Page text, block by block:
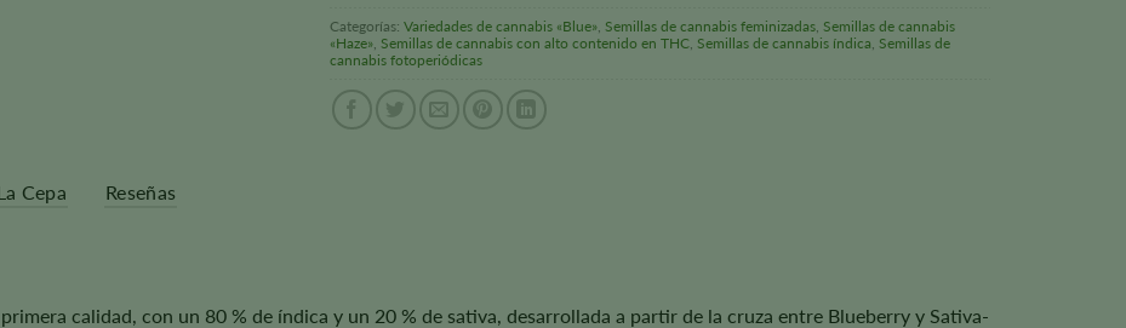
Categorías: Variedades de cannabis «Blue», Semillas de cannabis feminizadas, Semillas de cannabis
«Haze», Semillas de cannabis con alto contenido en THC, Semillas de cannabis índica, Semillas de
cannabis fotoperiódicas
Cepa Reseñas
calidad, con un 80 % de índica y un 20 % de sativa, desarrollada a partir de la cruza entre Blueberry y Sativa-